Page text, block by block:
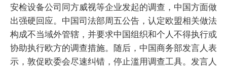
安检设备公司同方威视等企业发起的调查，中国方面做
出强硬回应。中国司法部周五公告，认定欧盟相关做法
构成不当域外管辖，并要求中国组织和个人不得执行或
协助执行欧方的调查措施。随后，中国商务部发言人表
示，敦促欧委会尽速纠错，停止滥用调查工具。发言人